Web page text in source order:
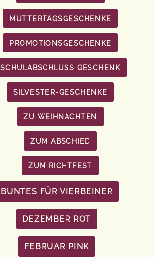
MUTTERTAGSGESCHENKE
PROMOTIONSGESCHENKE
SCHULABSCHLUSS GESCHENK
SILVESTER-GESCHENKE
ZU WEIHNACHTEN
ZUM ABSCHIED
ZUM RICHTFEST
BUNTES FÜR VIERBEINER
DEZEMBER ROT
FEBRUAR PINK